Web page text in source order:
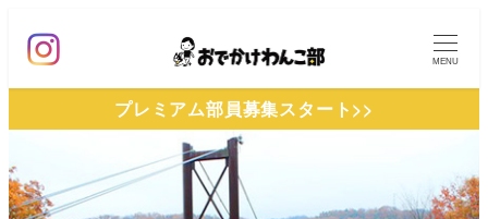
ン
テ
ン
MENU
プレミアム部員募集スタート>>